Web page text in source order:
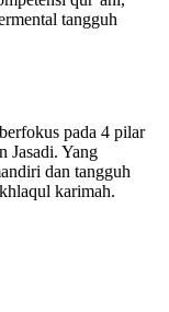
tangguh
pada 4 pilar
Jasadi. Yang
dan tangguh
karimah.